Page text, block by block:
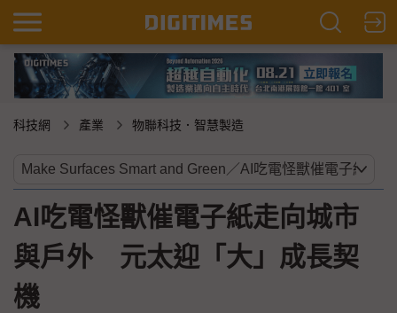
科技網 產業 物聯科技．智慧製造
AI吃電怪獸催電子紙走向城市
與戶外 元太迎「大」成長契
機